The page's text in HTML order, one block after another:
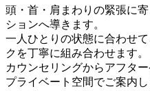
頭・首・肩まわりの緊張に
ションへ導きます。
一人ひとりの状態に合わせ
クを丁寧に組み合わせます。
カウンセリングからアフタ
プライベート空間でご案内し